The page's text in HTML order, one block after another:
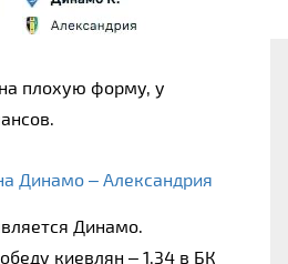
плохую форму, у
Динамо – Александрия
Динамо.
киевлян – 1,34 в БК